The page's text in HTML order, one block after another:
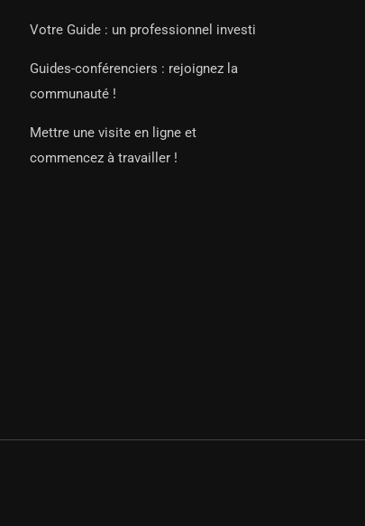
Votre Guide : un professionnel investi
Guides-conférenciers : rejoignez la
communauté !
Mettre une visite en ligne et
commencez à travailler !